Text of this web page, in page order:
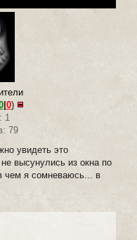
| 0)
1
79
увидеть это
высунулись из окна по
чем я сомневаюсь... в